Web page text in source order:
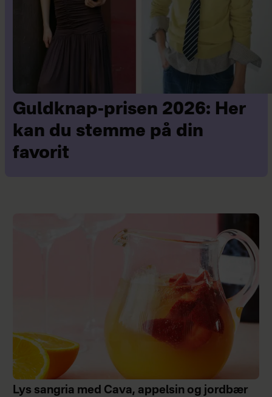
Guldknap-prisen 2026: Her
kan du stemme på din
favorit
Lys sangria med Cava, appelsin og jordbær